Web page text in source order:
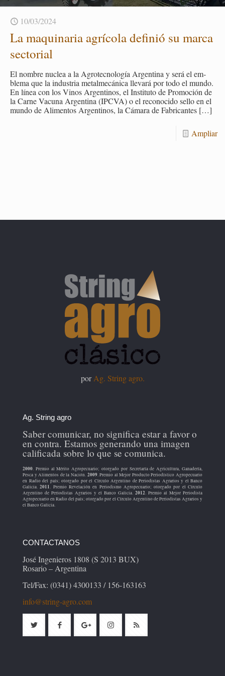
10/03/2024
La ma­qui­na­ria agrí­co­la de­fi­nió su marca
sec­to­rial
El nom­bre nu­clea a la Agro­tec­no­lo­gía Ar­gen­ti­na y será el em­
ble­ma que la in­dus­tria me­tal­me­cá­ni­ca lle­va­rá por todo el mundo.
En línea con los Vinos Ar­gen­ti­nos, el Ins­ti­tu­to de Pro­mo­ción de
la Carne Va­cu­na Ar­gen­ti­na (IPCVA) o el re­co­no­ci­do sello en el
mundo de Ali­men­tos Ar­gen­ti­nos, la Cá­ma­ra de Fa­bri­can­tes […]
Am­pliar
porAg. String agro.
Ag. String agro
Saber comunicar, no significa estar a favor o
en contra. Estamos generando una imagen
calificada sobre lo que se comunica.
2000. Premio al Mérito Agropecuario; otorgado por Secretaría de Agricultura, Ganadería,
Pesca y Alimentos de la Nación. 2009. Premio al Mejor Producto Periodístico Agropecuario
en Radio del país; otorgado por el Círculo Argentino de Periodistas Agrarios y el Banco
Galicia.2011. Premio Revelación en Periodismo Agropecuario; otorgado por el Círculo
Argentino de Periodistas Agrarios y el Banco Galicia. 2012. Premio al Mejor Periodista
Agropecuario en Radio del país; otorgado por el Círculo Argentino de Periodistas Agrarios y
el Banco Galicia.
CONTACTANOS
José Ingenieros 1808 (S 2013 BUX)
Rosario – Argentina
Tel/Fax: (0341) 4300133 / 156-163163
info@string-agro.com